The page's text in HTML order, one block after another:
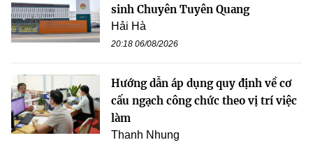
sinh Chuyên Tuyên Quang
Hải Hà
20:18 06/08/2026
Hướng dẫn áp dụng quy định về cơ
cấu ngạch công chức theo vị trí việc
làm
Thanh Nhung